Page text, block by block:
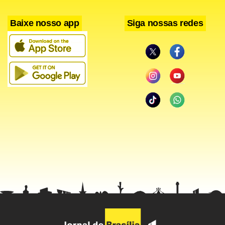
Facebook
WhatsApp
LinkedIn
Twitter
X Telegram
Share
Baixe nosso app Siga nossas redes